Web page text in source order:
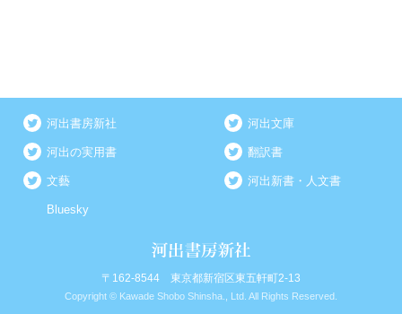
河出書房新社 河出文庫
河出の実用書 翻訳書
文藝 河出新書・人文書
Bluesky
〒162-8544 東京都新宿区東五軒町2-13
Copyright © Kawade Shobo Shinsha., Ltd. All Rights Reserved.